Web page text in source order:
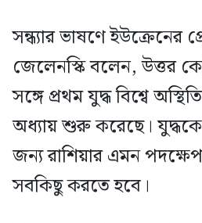
সন্ধ্যার ভাষণে ইউক্রেনের
জেলেনস্কি বলেন, উত্তর
সঙ্গে প্রথম যুদ্ধ বিশ্বে
অধ্যায় শুরু করেছে। যুদ্ধকে
জন্য রাশিয়ার এমন
সবকিছু করতে হবে।